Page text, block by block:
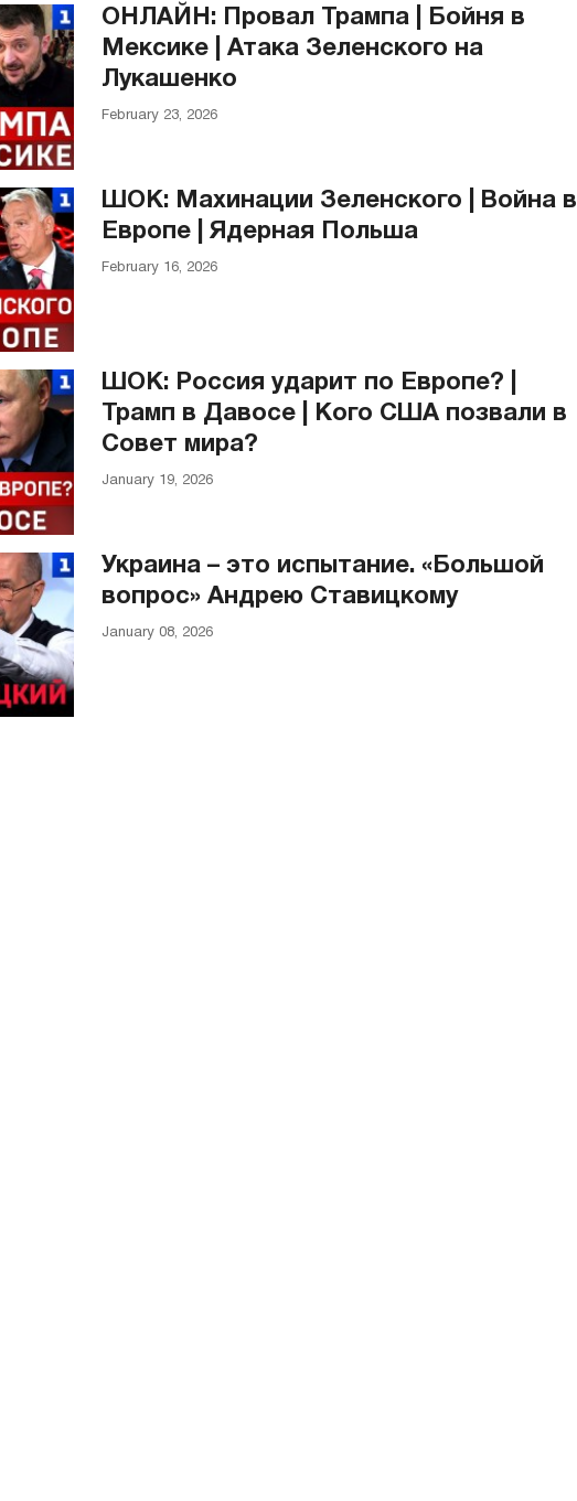
ОНЛАЙН: Провал Трампа | Бойня в
Мексике | Атака Зеленского на
Лукашенко
February 23, 2026
ШОК: Махинации Зеленского | Война в
Европе | Ядерная Польша
February 16, 2026
ШОК: Россия ударит по Европе? |
Трамп в Давосе | Кого США позвали в
Совет мира?
January 19, 2026
Украина – это испытание. «Большой
вопрос» Андрею Ставицкому
January 08, 2026